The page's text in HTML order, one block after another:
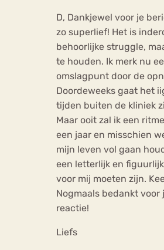
D, Dankjewel voor je
zo superlief! Het is
behoorlijke struggle,
te houden. Ik merk nu
omslagpunt door de
Doordeweeks gaat het
tijden buiten de kliniek
Maar ooit zal ik een
een jaar en misschien
mijn leven vol gaan
een letterlijk en
voor mij moeten zijn.
Nogmaals bedankt voor
reactie!
Liefs